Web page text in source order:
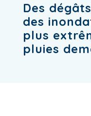
Des
des
plus
pluies